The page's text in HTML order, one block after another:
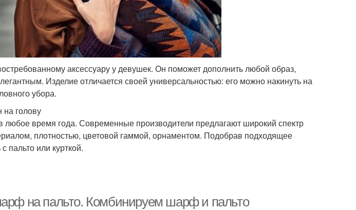
аксессуару у девушек. Он поможет дополнить любой образ,
Изделие отличается своей универсальностью: его можно накинуть на
убора.
на голову
любое время года. Современные производители предлагают широкий спектр
плотностью, цветовой гаммой, орнаментом. Подобрав подходящее
пальто или курткой.
на пальто. Комбинируем шарф и пальто